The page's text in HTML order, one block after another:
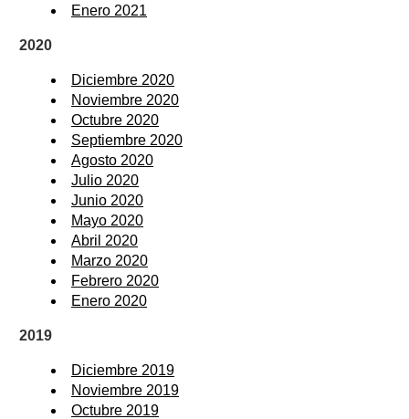
Enero 2021
2020
Diciembre 2020
Noviembre 2020
Octubre 2020
Septiembre 2020
Agosto 2020
Julio 2020
Junio 2020
Mayo 2020
Abril 2020
Marzo 2020
Febrero 2020
Enero 2020
2019
Diciembre 2019
Noviembre 2019
Octubre 2019